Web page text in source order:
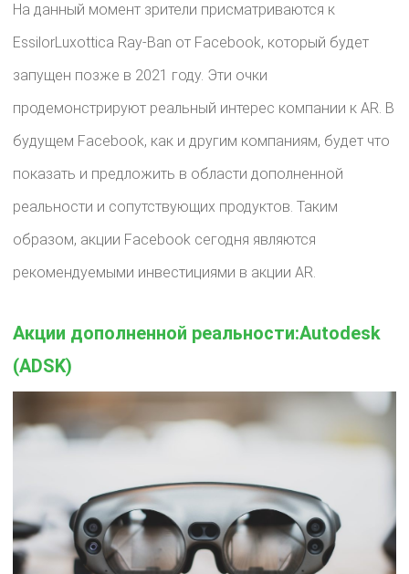
На данный момент зрители присматриваются к
EssilorLuxottica Ray-Ban от Facebook, который будет
запущен позже в 2021 году. Эти очки
продемонстрируют реальный интерес компании к AR. В
будущем Facebook, как и другим компаниям, будет что
показать и предложить в области дополненной
реальности и сопутствующих продуктов. Таким
образом, акции Facebook сегодня являются
рекомендуемыми инвестициями в акции AR.
Акции дополненной реальности:Autodesk
(ADSK)